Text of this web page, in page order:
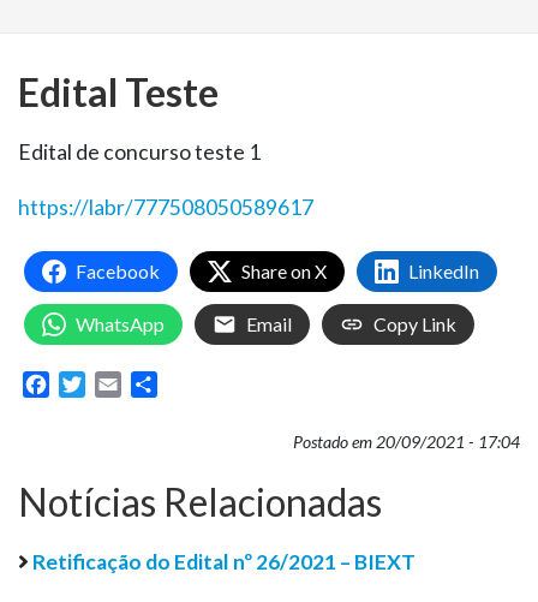
Edital Teste
Edital de concurso teste 1
https://labr/777508050589617
Facebook Share on X LinkedIn
WhatsApp Email Copy Link
FacebookTwitter
Email
Postado em 20/09/2021 - 17:04
Notícias Relacionadas
Retificação do Edital nº 26/2021 – BIEXT